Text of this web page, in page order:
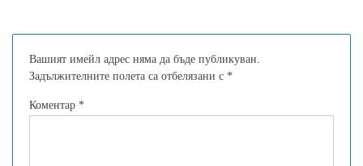
Вашият имейл адрес няма да бъде публикуван.
Задължителните полета са отбелязани с *
Коментар *